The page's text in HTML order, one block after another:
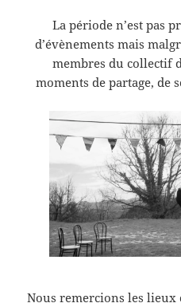
La période n’est pas
d’évènements mais
membres du collectif
moments de partage, de
Nous remercions les